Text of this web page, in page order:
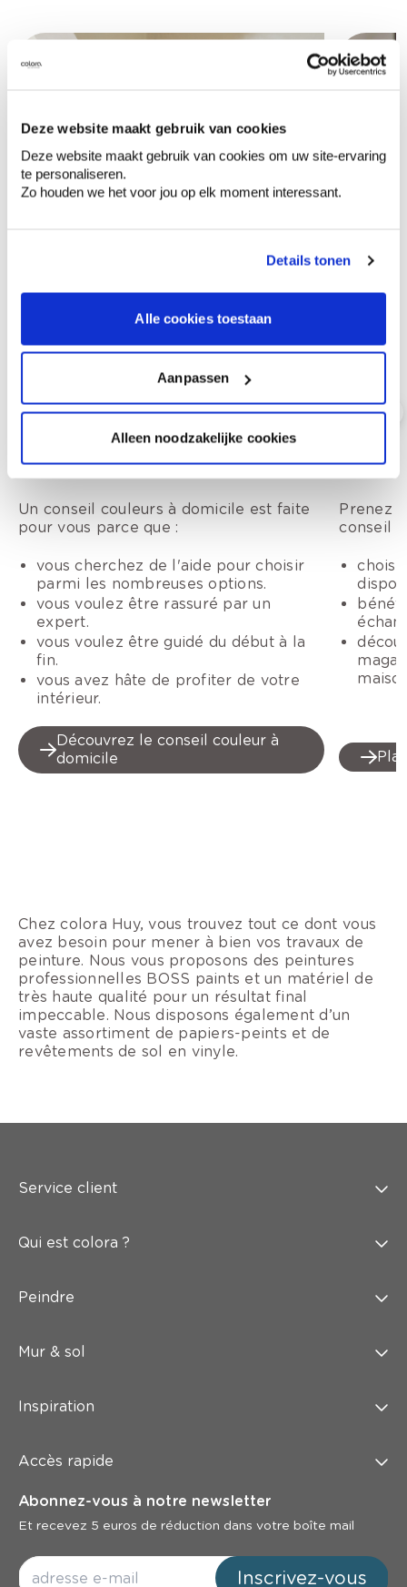
Deze website maakt gebruik van cookies
Deze website maakt gebruik van cookies om uw site-ervaring
te personaliseren.
Zo houden we het voor jou op elk moment interessant.
Details tonen
Alle cookies toestaan
Aanpassen
Alleen noodzakelijke cookies
Conseil couleur à domicile
Un conseil couleurs à domicile est faite
pour vous parce que :
vous cherchez de l'aide pour choisir
parmi les nombreuses options.
vous voulez être rassuré par un
expert.
vous voulez être guidé du début à la
fin.
vous avez hâte de profiter de votre
intérieur.
Découvrez le conseil couleur à
domicile
Conseil
Prenez
conseil
Chez colora Huy, vous trouvez tout ce dont vous
avez besoin pour mener à bien vos travaux de
peinture. Nous vous proposons des peintures
professionnelles BOSS paints et un matériel de
très haute qualité pour un résultat final
impeccable. Nous disposons également d’un
vaste assortiment de papiers-peints et de
revêtements de sol en vinyle.
Service client
Qui est colora ?
Peindre
Mur & sol
Inspiration
Accès rapide
Abonnez-vous à notre newsletter
Et recevez 5 euros de réduction dans votre boîte mail
Inscrivez-vous